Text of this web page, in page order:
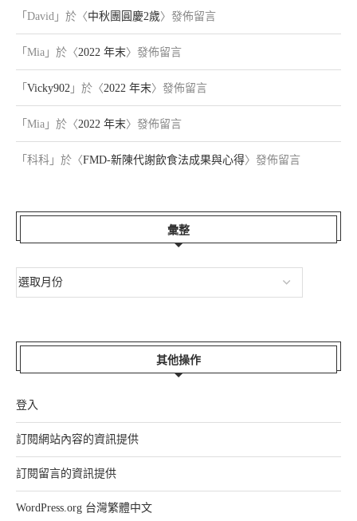
「 David 」於〈中秋團圓慶2歲〉發佈留言
「 Mia 」於〈2022 年末〉發佈留言
「 Vicky902 」於〈2022 年末〉發佈留言
「 Mia 」於〈2022 年末〉發佈留言
「 科科 」於〈FMD-新陳代謝飲食法成果與心得〉發佈留言
彙整
其他操作
登入
訂閱網站內容的資訊提供
訂閱留言的資訊提供
WordPress.org 台灣繁體中文